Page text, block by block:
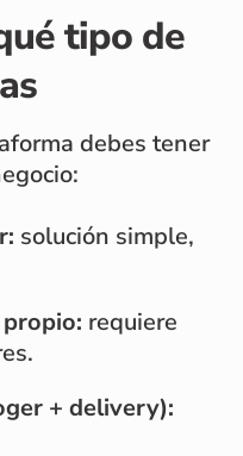
tipo de
debes tener
solución simple,
requiere
+ delivery):